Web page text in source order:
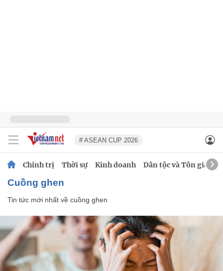
# ASEAN CUP 2026
Chính trị Thời sự Kinh doanh Dân tộc và Tôn giáo
cuồng ghen
Tin tức mới nhất về cuồng ghen